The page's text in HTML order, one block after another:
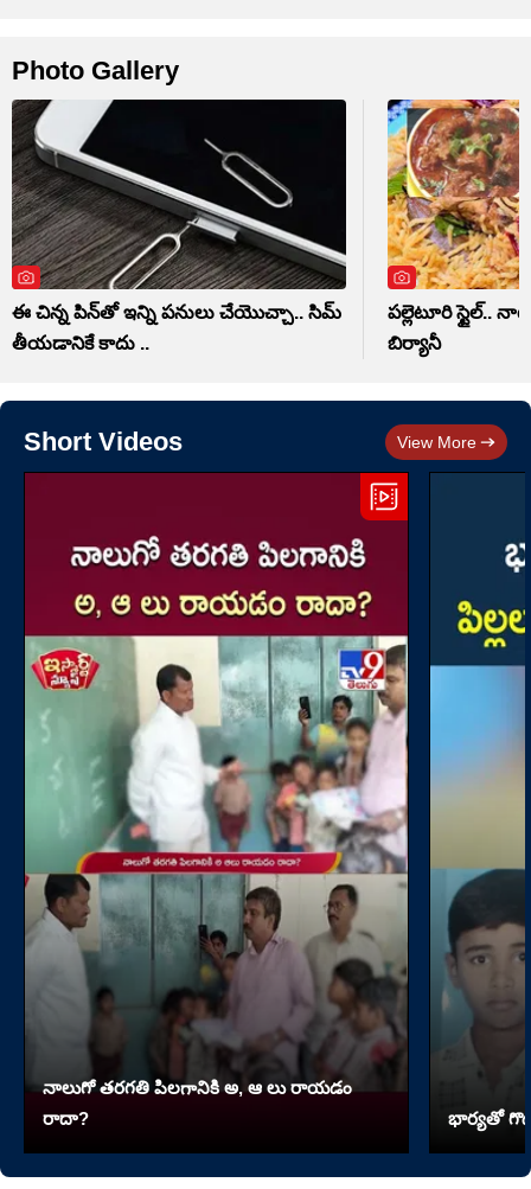
Photo Gallery
ఈ చిన్న పిన్‌తో ఇన్ని పనులు చేయొచ్చా.. సిమ్
తీయడానికే కాదు ..
పల్లెటూరి స్టైల్..
బిర్యానీ
Short Videos View More
నాలుగో త‌ర‌గతి పిలగానికి అ, ఆ లు రాయ‌డం
రాదా?
భార్యతో